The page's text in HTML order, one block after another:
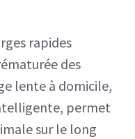
rapides
des
lente à domicile,
permet
sur le long